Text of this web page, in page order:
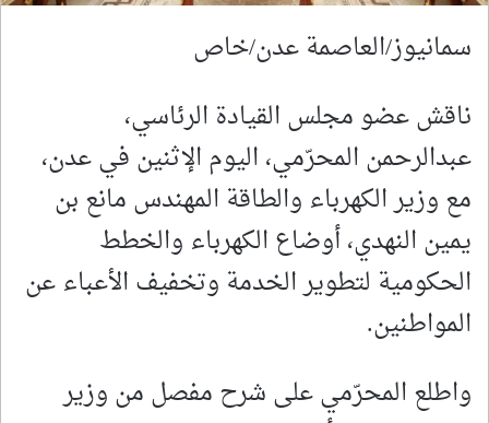
سمانيوز/العاصمة عدن/خاص
ناقش عضو مجلس القيادة الرئاسي،
عبدالرحمن المحرّمي، اليوم الإثنين في عدن،
مع وزير الكهرباء والطاقة المهندس مانع بن
يمين النهدي، أوضاع الكهرباء والخطط
الحكومية لتطوير الخدمة وتخفيف الأعباء عن
المواطنين.
واطلع المحرّمي على شرح مفصل من وزير